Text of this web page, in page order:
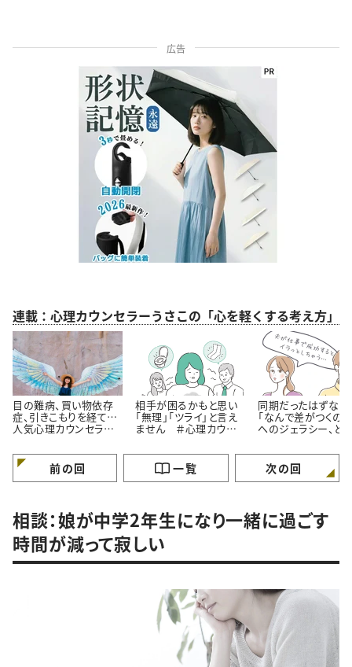
広告
連載：心理カウンセラーうさこの「心を軽くする考え方」
目の難病、買い物依存
症、引きこもりを経て…
人気心理カウンセラー
る」たった一つの方法
相手が困るかもと思い
「無理」「ツライ」と言え
ません ＃心理カウン
する考え方
同期だったはずな
「なんで差がつくの？
へのジェラシー、ど
ラーうさこの心を軽
る考え方
前の回 一覧 次の回
相談：娘が中学2年生になり一緒に過ごす
時間が減って寂しい